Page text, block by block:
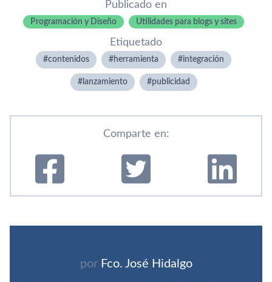
Publicado en
Programación y Diseño Utilidades para blogs y sites
Etiquetado
contenidos herramienta integración
lanzamiento publicidad
Comparte en:
por Fco. José Hidalgo